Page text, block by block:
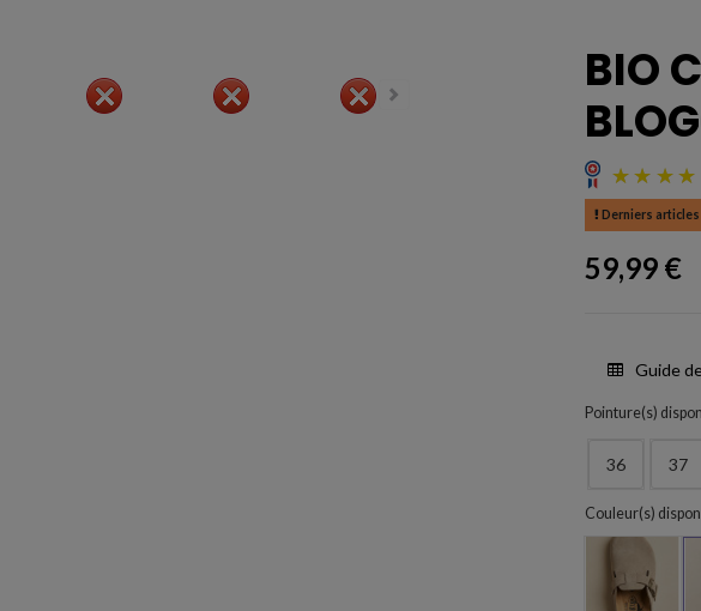
BIO
Derniers
59,99 €
Guide
Pointure(s)
36 37
Couleur(s)
Ceniza